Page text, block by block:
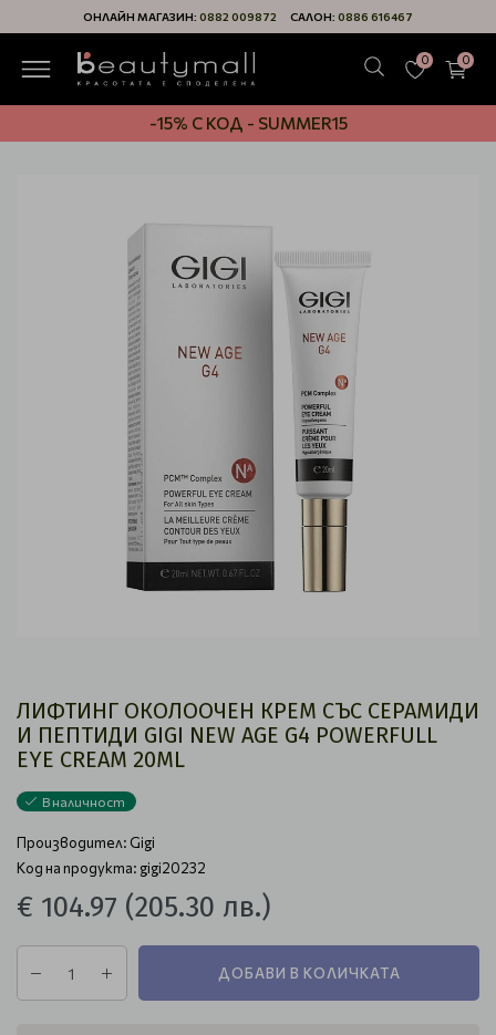
ОНЛАЙН МАГАЗИН: 0882 009872 САЛОН: 0886 616467
0 0
-15% С КОД - SUMMER15
ЛИФТИНГ ОКОЛООЧЕН КРЕМ СЪС СЕРАМИДИ
И ПЕПТИДИ GIGI NEW AGE G4 POWERFULL
EYE CREAM 20ML
В наличност
Производител: Gigi
Код на продукта: gigi20232
€ 104.97 (205.30 лв.)
ДОБАВИ В КОЛИЧКАТА